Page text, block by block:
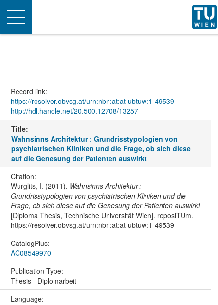
Toggle
navigation
Record link:
https://resolver.obvsg.at/urn:nbn:at:at-ubtuw:1-49539
http://hdl.handle.net/20.500.12708/13257
Title:
Wahnsinns Architektur : Grundrisstypologien von
psychiatrischen Kliniken und die Frage, ob sich diese
auf die Genesung der Patienten auswirkt
Citation:
Wurglits, I. (2011). Wahnsinns Architektur :
Grundrisstypologien von psychiatrischen Kliniken und die
Frage, ob sich diese auf die Genesung der Patienten auswirkt
[Diploma Thesis, Technische Universität Wien]. reposiTUm.
https://resolver.obvsg.at/urn:nbn:at:at-ubtuw:1-49539
CatalogPlus:
AC08549970
Publication Type:
Thesis - Diplomarbeit
Language: